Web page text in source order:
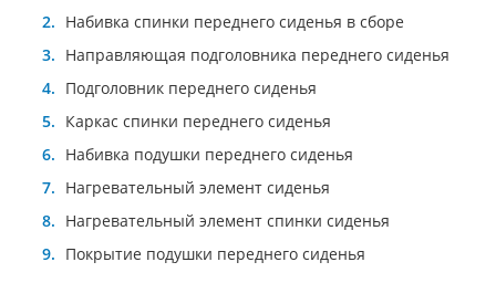
Набивка спинки переднего сиденья в сборе
Направляющая подголовника переднего сиденья
Подголовник переднего сиденья
Каркас спинки переднего сиденья
Набивка подушки переднего сиденья
Нагревательный элемент сиденья
Нагревательный элемент спинки сиденья
Покрытие подушки переднего сиденья